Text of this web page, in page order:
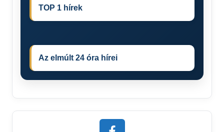
TOP 1 hírek
Az elmúlt 24 óra hírei